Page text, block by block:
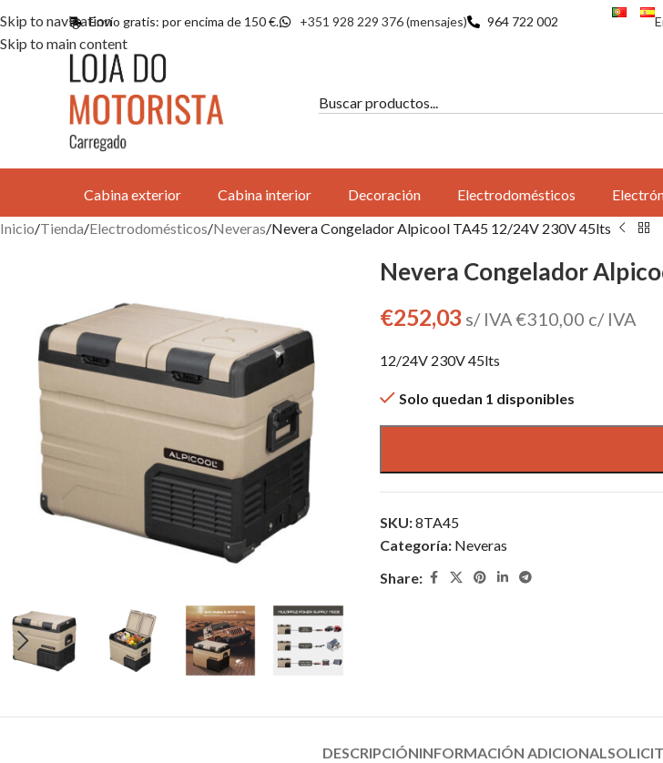
Skip to navigation
Skip to main content
Envío gratis: por encima de 150 €. +351 928 229 376 (mensajes) 964 722 002
Cabina exterior Cabina interior Decoración Electrodomésticos
Inicio Tienda Electrodomésticos Neveras Nevera Congelador Alpicool TA45 12/24V 230V 45lts
Nevera Congelador
€252,03 s/ IVA€310,00 c/ IVA
12/24V 230V 45lts
Solo quedan 1 disponibles
SKU:8TA45
Categoría: Neveras
Share:
DESCRIPCIÓNINFORMACIÓN ADICIONAL